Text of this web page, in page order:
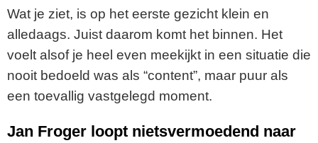
Wat je ziet, is op het eerste gezicht klein en
alledaags. Juist daarom komt het binnen. Het
voelt alsof je heel even meekijkt in een situatie die
nooit bedoeld was als “content”, maar puur als
een toevallig vastgelegd moment.
Jan Froger loopt nietsvermoedend naar